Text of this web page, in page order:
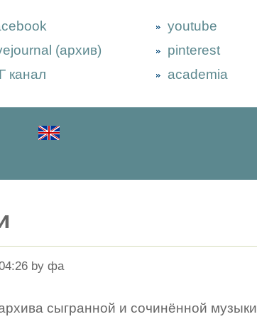
(архив)
канал
youtube
pinterest
academia
by фа
сыгранной и сочинённой музыки